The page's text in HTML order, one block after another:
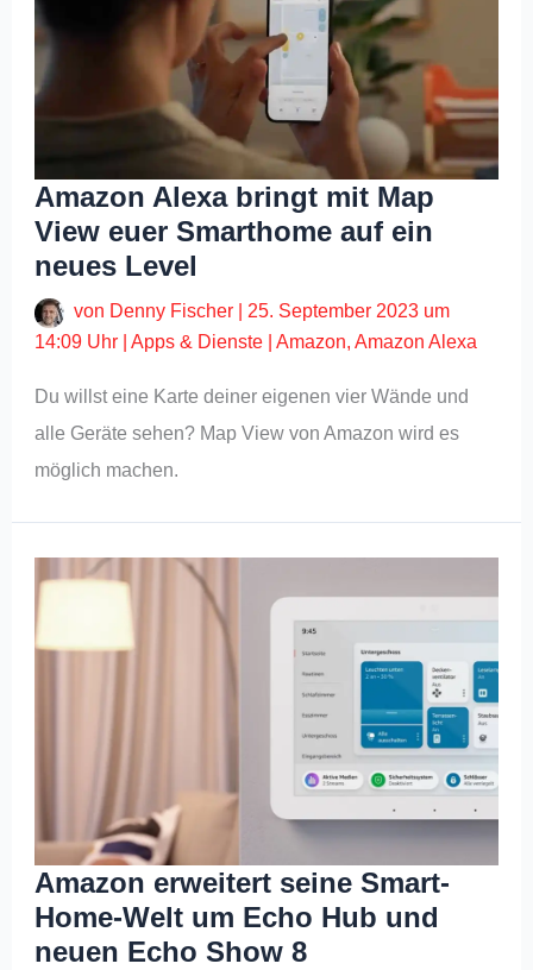
Amazon Alexa bringt mit Map
View euer Smarthome auf ein
neues Level
von Denny Fischer |25. September 2023 um
14:09 Uhr |Apps & Dienste |Amazon,Amazon Alexa
Du willst eine Karte deiner eigenen vier Wände und
alle Geräte sehen? Map View von Amazon wird es
möglich machen.
Amazon erweitert seine Smart-
Home-Welt um Echo Hub und
neuen Echo Show 8